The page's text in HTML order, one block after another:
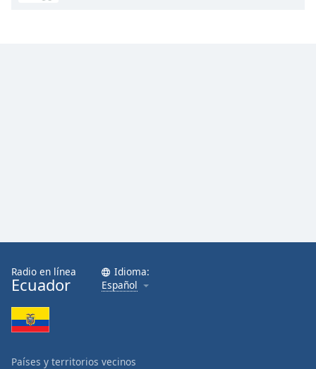
Radio en línea
Ecuador
Idioma:
Español
Países y territorios vecinos